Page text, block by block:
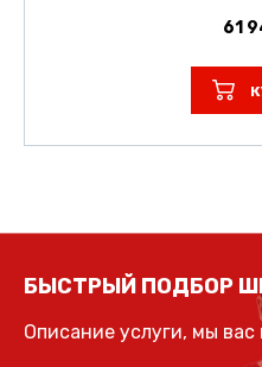
61
БЫСТРЫЙ ПОДБОР
Описание услуги, мы вас